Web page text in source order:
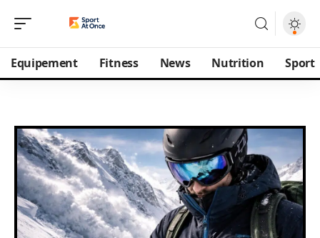
Equipement Fitness News Nutrition Sport